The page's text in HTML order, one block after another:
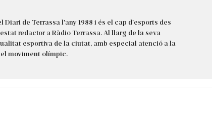
Diari de Terrassa l'any 1988 i és el cap d'esports des
redactor a Ràdio Terrassa. Al llarg de la seva
esportiva de la ciutat, amb especial atenció a la
moviment olímpic.